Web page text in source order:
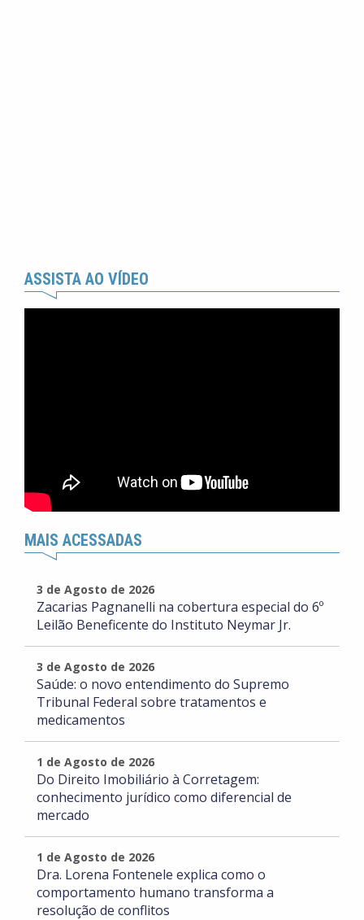
ASSISTA AO VÍDEO
MAIS ACESSADAS
3 de Agosto de 2026
Zacarias Pagnanelli na cobertura especial do 6º
Leilão Beneficente do Instituto Neymar Jr.
3 de Agosto de 2026
Saúde: o novo entendimento do Supremo
Tribunal Federal sobre tratamentos e
medicamentos
1 de Agosto de 2026
Do Direito Imobiliário à Corretagem:
conhecimento jurídico como diferencial de
mercado
1 de Agosto de 2026
Dra. Lorena Fontenele explica como o
comportamento humano transforma a
resolução de conflitos